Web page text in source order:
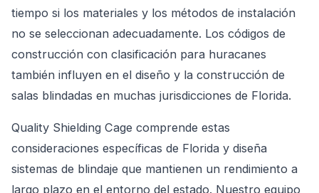
tiempo si los materiales y los métodos de instalación
no se seleccionan adecuadamente. Los códigos de
construcción con clasificación para huracanes
también influyen en el diseño y la construcción de
salas blindadas en muchas jurisdicciones de Florida.
Quality Shielding Cage comprende estas
consideraciones específicas de Florida y diseña
sistemas de blindaje que mantienen un rendimiento a
largo plazo en el entorno del estado. Nuestro equipo